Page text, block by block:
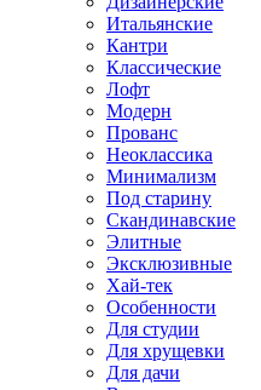
Итальянские
Кантри
Классические
Лофт
Модерн
Прованс
Неоклассика
Минимализм
Под старину
Скандинавские
Элитные
Эксклюзивные
Хай-тек
Особенности
Для студии
Для хрущевки
Для дачи